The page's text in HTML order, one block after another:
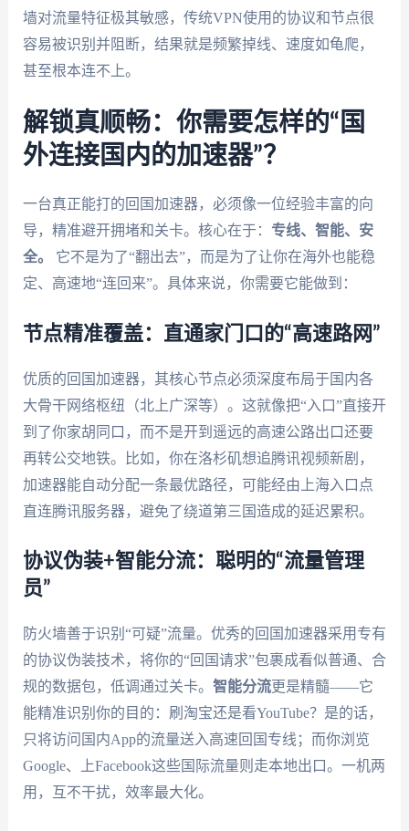
墙对流量特征极其敏感，传统VPN使用的协议和节点很
容易被识别并阻断，结果就是频繁掉线、速度如龟爬，
甚至根本连不上。
解锁真顺畅：你需要怎样的“国
外连接国内的加速器”？
一台真正能打的回国加速器，必须像一位经验丰富的向
导，精准避开拥堵和关卡。核心在于： 专线、智能、安
全。
它不是为了“翻出去”，而是为了让你在海外也能稳
定、高速地“连回来”。具体来说，你需要它能做到：
节点精准覆盖：直通家门口的“高速路网”
优质的回国加速器，其核心节点必须深度布局于国内各
大骨干网络枢纽（北上广深等）。这就像把“入口”直接开
到了你家胡同口，而不是开到遥远的高速公路出口还要
再转公交地铁。比如，你在洛杉矶想追腾讯视频新剧，
加速器能自动分配一条最优路径，可能经由上海入口点
直连腾讯服务器，避免了绕道第三国造成的延迟累积。
协议伪装+智能分流：聪明的“流量管理
员”
防火墙善于识别“可疑”流量。优秀的回国加速器采用专有
的协议伪装技术，将你的“回国请求”包裹成看似普通、合
规的数据包，低调通过关卡。 智能分流更是精髓——它
能精准识别你的目的：刷淘宝还是看YouTube？是的话，
只将访问国内App的流量送入高速回国专线；而你浏览
Google、上Facebook这些国际流量则走本地出口。一机两
用，互不干扰，效率最大化。